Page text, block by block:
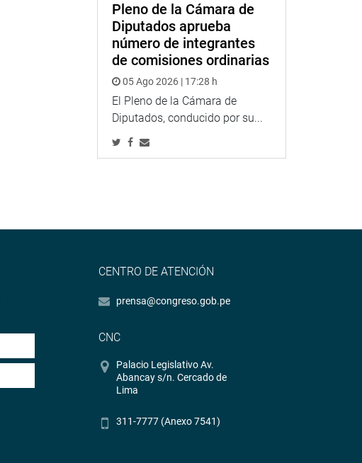
Pleno de la Cámara de
Diputados aprueba
número de integrantes
de comisiones ordinarias
05 Ago 2026 | 17:28 h
El Pleno de la Cámara de
Diputados, conducido por su...
CENTRO DE ATENCIÓN
prensa@congreso.gob.pe
CNC
Palacio Legislativo Av.
Abancay s/n. Cercado de
Lima
311-7777 (Anexo 7541)